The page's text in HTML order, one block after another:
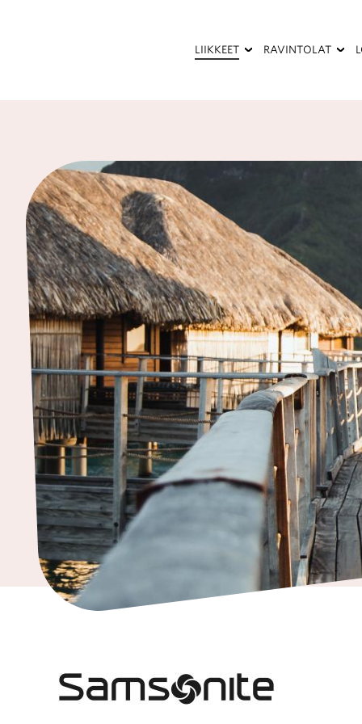
LIIKKEET
Palvelut
Pukeutuminen
Ravintolat
ja
kahvilat
Sisustaminen
ja
kodintarvikkeet
päivittäistavarat
RAVINTOLAT